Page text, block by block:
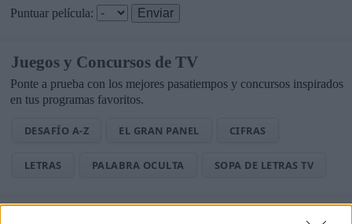
Puntuar película:
Juegos y Concursos de TV
Ponte a prueba con los mejores pasatiempos y concursos inspirados
en tus programas favoritos.
DESAFÍO A-Z EL GRAN PANEL CIFRAS
LETRAS PALABRA OCULTA SOPA DE LETRAS TV